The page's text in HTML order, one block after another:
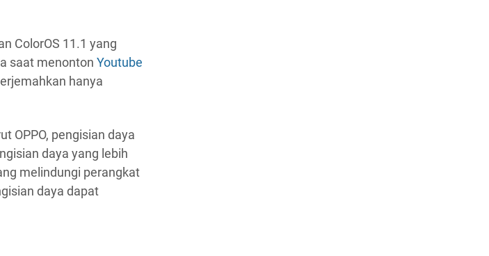
ColorOS 11.1 yang
saat menonton Youtube
hanya
OPPO, pengisian daya
daya yang lebih
melindungi perangkat
daya dapat